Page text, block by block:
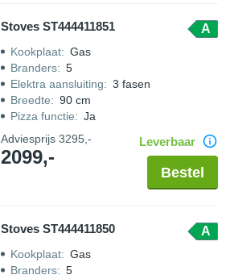
Stoves ST444411851 A
Kookplaat: Gas
Branders: 5
Elektra aansluiting: 3 fasen
Breedte: 90 cm
Pizza functie: Ja
Adviesprijs 3295,-
2099,-
Leverbaar
Bestel
Stoves ST444411850 A
Kookplaat: Gas
Branders: 5